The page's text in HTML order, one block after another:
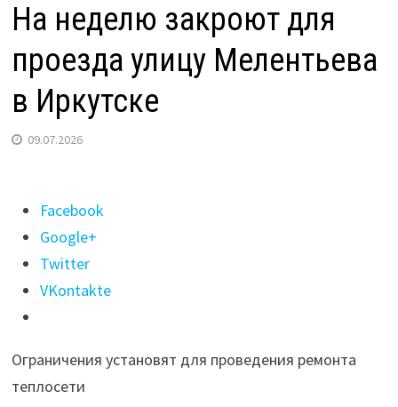
На неделю закроют для
проезда улицу Мелентьева
в Иркутске
09.07.2026
Поделиться
"На
неделю
закроют
для
улицу
Мелентьева
Facebook
Google+
Twitter
VKontakte
Ограничения установят для проведения ремонта
теплосети